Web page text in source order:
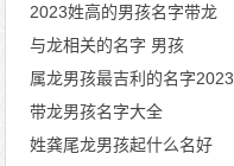
2023姓高的男孩名字带龙
与龙相关的名字 男孩
属龙男孩最吉利的名字2023
带龙男孩名字大全
姓龚尾龙男孩起什么名好